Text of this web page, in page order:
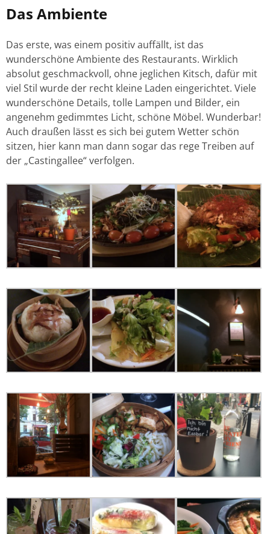
Das Ambiente
Das erste, was einem positiv auffällt, ist das
wunderschöne Ambiente des Restaurants. Wirklich
absolut geschmackvoll, ohne jeglichen Kitsch, dafür mit
viel Stil wurde der recht kleine Laden eingerichtet. Viele
wunderschöne Details, tolle Lampen und Bilder, ein
angenehm gedimmtes Licht, schöne Möbel. Wunderbar!
Auch draußen lässt es sich bei gutem Wetter schön
sitzen, hier kann man dann sogar das rege Treiben auf
der „Castingallee“ verfolgen.